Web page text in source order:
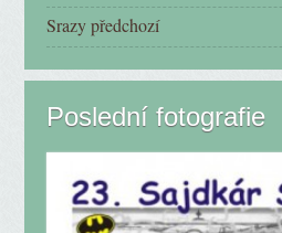
Srazy předchozí
Poslední fotografie